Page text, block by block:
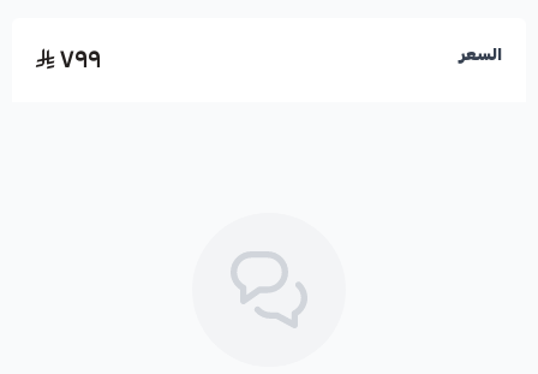
تسرب للشحم من غلاف العكس.
السعر ٧٩٩